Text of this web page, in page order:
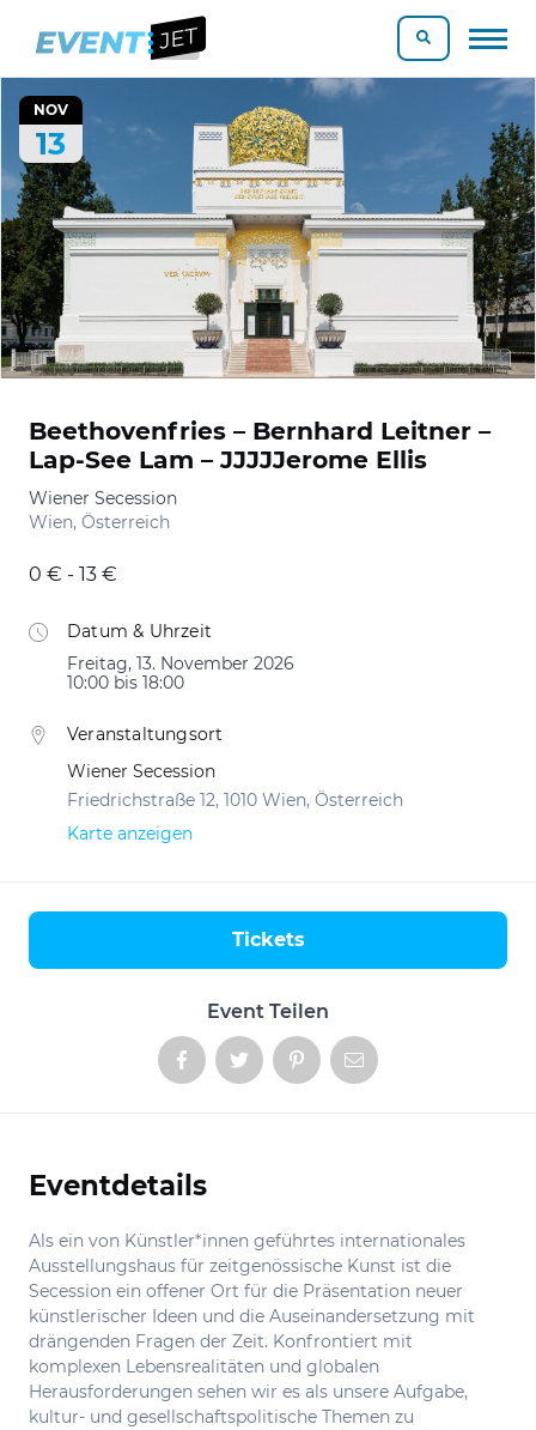
NOV
13
Beethovenfries – Bernhard Leitner –
Lap-See Lam – JJJJJerome Ellis
Wiener Secession
Wien, Österreich
0 € - 13 €
Datum & Uhrzeit
Freitag, 13. November 2026
10:00 bis 18:00
Veranstaltungsort
Wiener Secession
Friedrichstraße 12, 1010 Wien, Österreich
Karte anzeigen
Event Teilen
Tickets
Informationen
Eventdetails
Als ein von Künstler*innen geführtes internationales
Ausstellungshaus für zeitgenössische Kunst ist die
Secession ein offener Ort für die Präsentation neuer
künstlerischer Ideen und die Auseinandersetzung mit
drängenden Fragen der Zeit. Konfrontiert mit
komplexen Lebensrealitäten und globalen
Herausforderungen sehen wir es als unsere Aufgabe,
kultur- und gesellschaftspolitische Themen zu